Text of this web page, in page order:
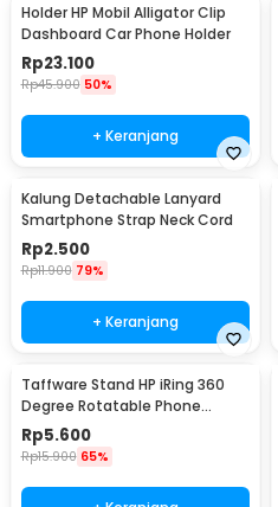
Holder HP Mobil Alligator Clip
Dashboard Car Phone Holder
Rp23.100
Rp45.900 50%
+ Keranjang
Kalung Detachable Lanyard
Smartphone Strap Neck Cord
Rp2.500
Rp11.900 79%
+ Keranjang
Taffware Stand HP iRing 360
Degree Rotatable Phone
Holder - R20
Rp5.600
Rp15.900 65%